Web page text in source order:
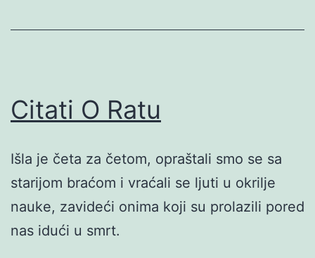
Citati O Ratu
Išla je četa za četom, opraštali smo se sa
starijom braćom i vraćali se ljuti u okrilje
nauke, zavideći onima koji su prolazili pored
nas idući u smrt.